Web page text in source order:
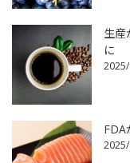
生産
に
FDA